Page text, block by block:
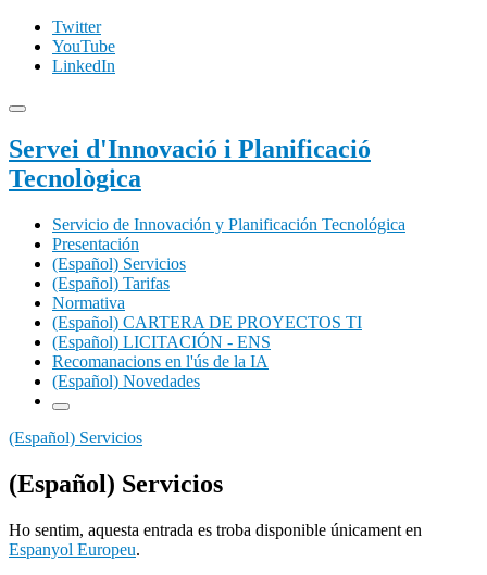
Twitter
YouTube
LinkedIn
Servei d'Innovació i Planificació
Tecnològica
Servicio de Innovación y Planificación Tecnológica
Presentación
(Español) Servicios
(Español) Tarifas
Normativa
(Español) CARTERA DE PROYECTOS TI
(Español) LICITACIÓN - ENS
Recomanacions en l'ús de la IA
(Español) Novedades
(Español) Servicios
(Español) Servicios
Ho sentim, aquesta entrada es troba disponible únicament en
Espanyol Europeu.